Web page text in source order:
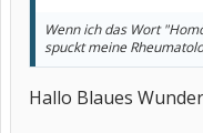
Wenn ich das Wort
spuckt meine
Hallo Blaues